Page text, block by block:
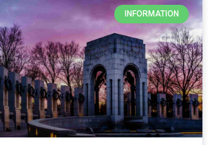
INFORMATION